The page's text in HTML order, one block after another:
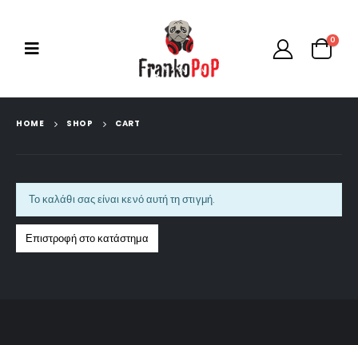
0
HOME SHOP CART
Το καλάθι σας είναι κενό αυτή τη στιγμή.
Επιστροφή στο κατάστημα